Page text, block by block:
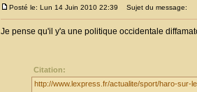
Posté le: Lun 14 Juin 2010 22:39 Sujet du message:
Je pense qu'il y'a une politique occidentale
Citation:
http://www.lexpress.fr/actualite/sport/haro-sur-